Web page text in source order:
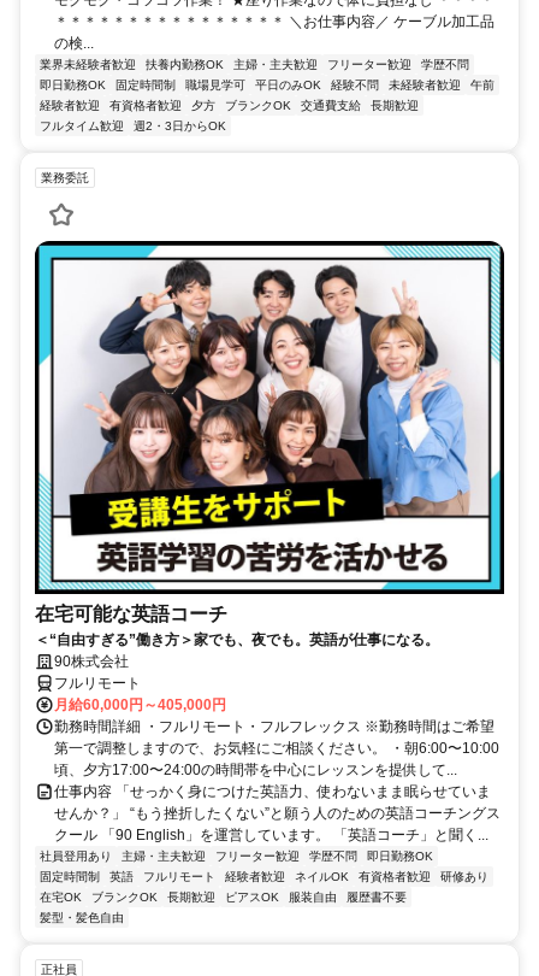
＊＊＊＊＊＊＊＊＊＊＊＊＊＊＊＊ ＼お仕事内容／ ケーブル加工品
の検...
業界未経験者歓迎 扶養内勤務OK 主婦・主夫歓迎 フリーター歓迎
学歴不問
即日勤務OK
固定時間制 職場見学可 平日のみOK 経験不問 未経験者歓迎
午前
経験者歓迎
有資格者歓迎 夕方 ブランクOK 交通費支給
長期歓迎
フルタイム歓迎
週2・3日からOK
業務委託
在宅可能な英語コーチ
＜“自由すぎる”働き方＞家でも、夜でも。英語が仕事になる。
90株式会社
フルリモート
月給60,000円～405,000円
勤務時間詳細 ・フルリモート・フルフレックス ※勤務時間はご希望
第一で調整しますので、お気軽にご相談ください。 ・朝6:00〜10:00
頃、夕方17:00〜24:00の時間帯を中心にレッスンを提供して...
仕事内容 「せっかく身につけた英語力、使わないまま眠らせていま
せんか？」 “もう挫折したくない”と願う人のための英語コーチングス
クール 「90 English」を運営しています。 「英語コーチ」と聞く...
社員登用あり 主婦・主夫歓迎 フリーター歓迎 学歴不問
即日勤務OK
固定時間制
英語 フルリモート 経験者歓迎 ネイルOK 有資格者歓迎
研修あり
在宅OK
ブランクOK 長期歓迎 ピアスOK 服装自由
履歴書不要
髪型・髪色自由
正社員